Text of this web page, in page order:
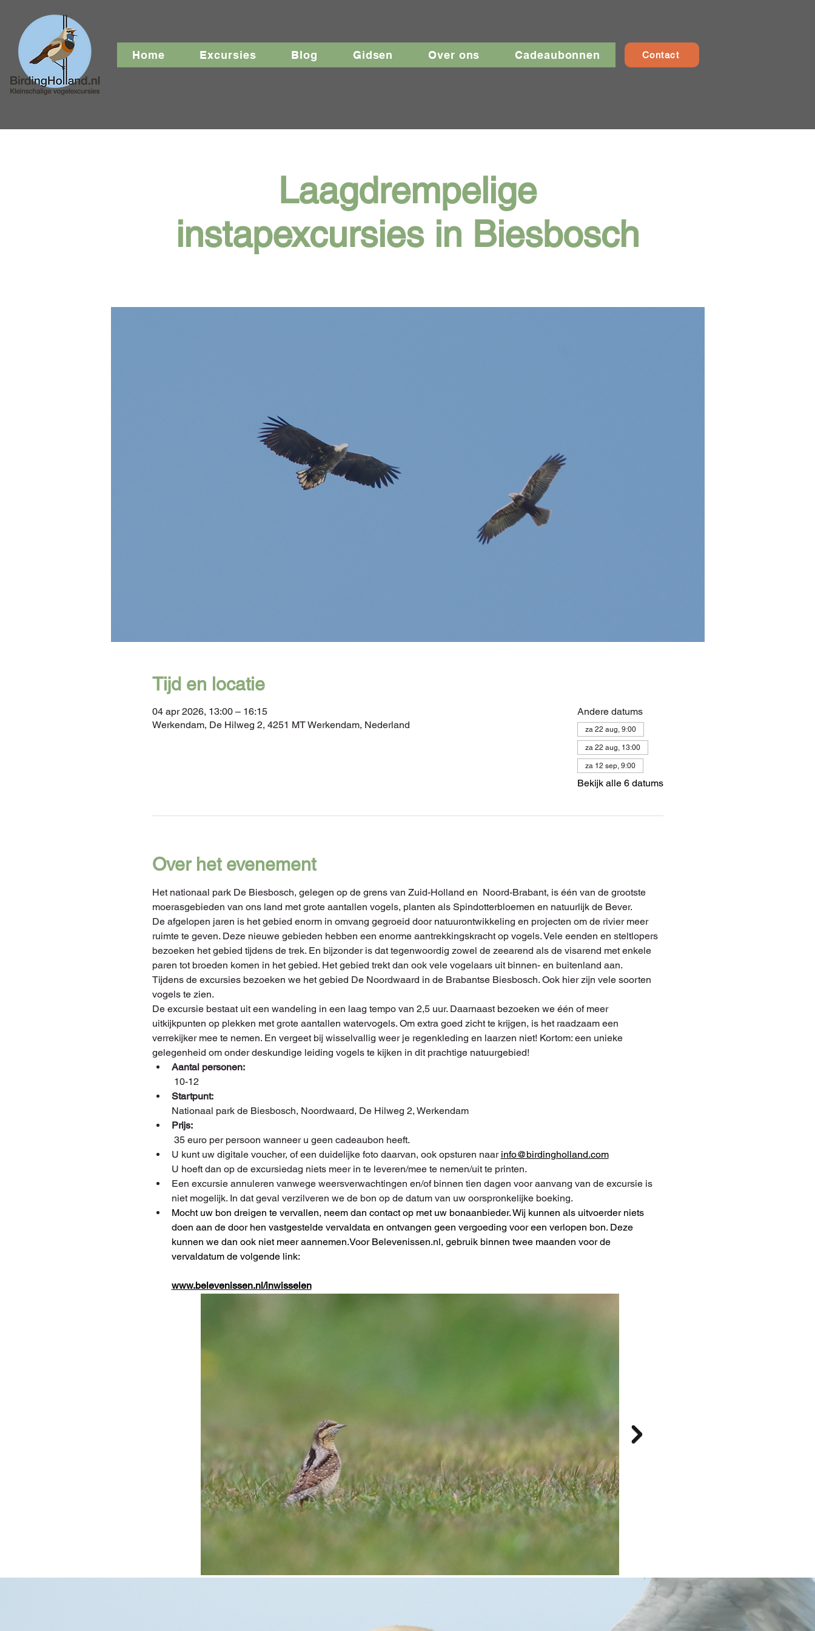
Home Excursies Blog Gidsen Over ons Cadeaubonnen Contact
Laagdrempelige
instapexcursies in Biesbosch
Tijd en locatie
04 apr 2026, 13:00 – 16:15
Werkendam, De Hilweg 2, 4251 MT Werkendam, Nederland
Andere datums
za 22 aug, 9:00
za 22 aug, 13:00
za 12 sep, 9:00
Bekijk alle 6 datums
Over het evenement
Het nationaal park De Biesbosch, gelegen op de grens van Zuid-Holland en  Noord-Brabant, is één van de grootste
moerasgebieden van ons land met grote aantallen vogels, planten als Spindotterbloemen en natuurlijk de Bever.
De afgelopen jaren is het gebied enorm in omvang gegroeid door natuurontwikkeling en projecten om de rivier meer
ruimte te geven. Deze nieuwe gebieden hebben een enorme aantrekkingskracht op vogels. Vele eenden en steltlopers
bezoeken het gebied tijdens de trek. En bijzonder is dat tegenwoordig zowel de zeearend als de visarend met enkele
paren tot broeden komen in het gebied. Het gebied trekt dan ook vele vogelaars uit binnen- en buitenland aan.
Tijdens de excursies bezoeken we het gebied De Noordwaard in de Brabantse Biesbosch. Ook hier zijn vele soorten
vogels te zien.
De excursie bestaat uit een wandeling in een laag tempo van 2,5 uur. Daarnaast bezoeken we één of meer
uitkijkpunten op plekken met grote aantallen watervogels. Om extra goed zicht te krijgen, is het raadzaam een
verrekijker mee te nemen. En vergeet bij wisselvallig weer je regenkleding en laarzen niet! Kortom: een unieke
gelegenheid om onder deskundige leiding vogels te kijken in dit prachtige natuurgebied!
Aantal personen:
10-12
Startpunt:
Nationaal park de Biesbosch, Noordwaard, De Hilweg 2, Werkendam
Prijs:
35 euro per persoon wanneer u geen cadeaubon heeft.
U kunt uw digitale voucher, of een duidelijke foto daarvan, ook opsturen naar info@birdingholland.com
U hoeft dan op de excursiedag niets meer in te leveren/mee te nemen/uit te printen.
Een excursie annuleren vanwege weersverwachtingen en/of binnen tien dagen voor aanvang van de excursie is
niet mogelijk. In dat geval verzilveren we de bon op de datum van uw oorspronkelijke boeking.
Mocht uw bon dreigen te vervallen, neem dan contact op met uw bonaanbieder. Wij kunnen als uitvoerder niets
doen aan de door hen vastgestelde vervaldata en ontvangen geen vergoeding voor een verlopen bon. Deze
kunnen we dan ook niet meer aannemen.Voor Belevenissen.nl, gebruik binnen twee maanden voor de
vervaldatum de volgende link:
www.belevenissen.nl/inwisselen